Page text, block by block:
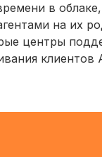
в
на их
центры
клиентов